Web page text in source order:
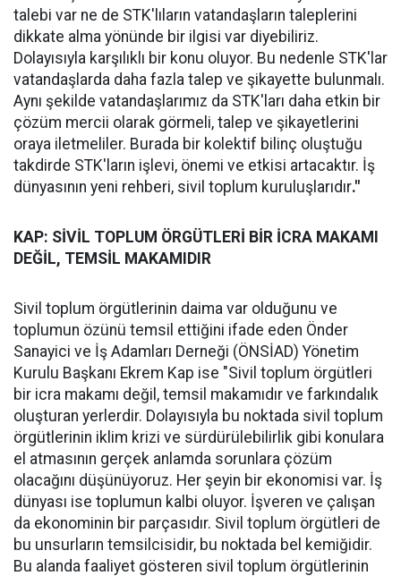
talebi var ne de STK'lıların vatandaşların taleplerini
dikkate alma yönünde bir ilgisi var diyebiliriz.
Dolayısıyla karşılıklı bir konu oluyor. Bu nedenle STK'lar
vatandaşlarda daha fazla talep ve şikayette bulunmalı.
Aynı şekilde vatandaşlarımız da STK'ları daha etkin bir
çözüm mercii olarak görmeli, talep ve şikayetlerini
oraya iletmeliler. Burada bir kolektif bilinç oluştuğu
takdirde STK'ların işlevi, önemi ve etkisi artacaktır. İş
dünyasının yeni rehberi, sivil toplum kuruluşlarıdır."
KAP: SİVİL TOPLUM ÖRGÜTLERİ BİR İCRA MAKAMI
DEĞİL, TEMSİL MAKAMIDIR
Sivil toplum örgütlerinin daima var olduğunu ve
toplumun özünü temsil ettiğini ifade eden Önder
Sanayici ve İş Adamları Derneği (ÖNSİAD) Yönetim
Kurulu Başkanı Ekrem Kap ise "Sivil toplum örgütleri
bir icra makamı değil, temsil makamıdır ve farkındalık
oluşturan yerlerdir. Dolayısıyla bu noktada sivil toplum
örgütlerinin iklim krizi ve sürdürülebilirlik gibi konulara
el atmasının gerçek anlamda sorunlara çözüm
olacağını düşünüyoruz. Her şeyin bir ekonomisi var. İş
dünyası ise toplumun kalbi oluyor. İşveren ve çalışan
da ekonominin bir parçasıdır. Sivil toplum örgütleri de
bu unsurların temsilcisidir, bu noktada bel kemiğidir.
Bu alanda faaliyet gösteren sivil toplum örgütlerinin